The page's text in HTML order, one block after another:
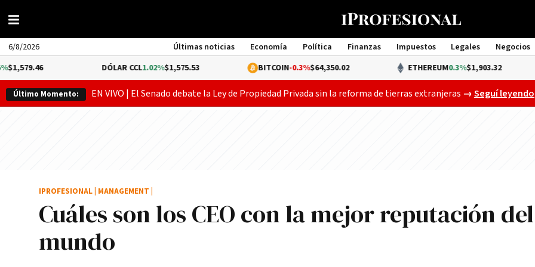
6/8/2026 Últimas noticias Economía Política Finanzas Impuestos Legales Negocios
Management
1.02%$1,575.53 -0.3%$64,350.02 0.3%$1,903.32
Último Momento: EN VIVO | El Senado debate la Ley de Propiedad Privada sin la reforma de tierras extranjeras Gobierno
→Seguí leyendo
Cuáles son los CEO con la mejor reputación del
mundo
IPROFESIONAL MANAGEMENT